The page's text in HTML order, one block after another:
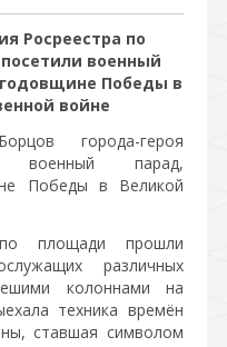
Росреестра по
военный
Победы в
войне
города-героя
военный парад,
Победы в Великой
площади прошли
различных
колоннами на
техника времён
ставшая символом